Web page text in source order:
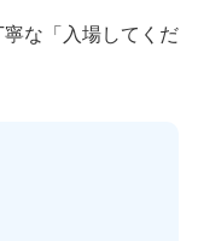
な「入場してくだ